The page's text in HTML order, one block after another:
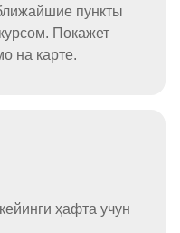
пункты
Покажет
на карте.
ҳафта учун